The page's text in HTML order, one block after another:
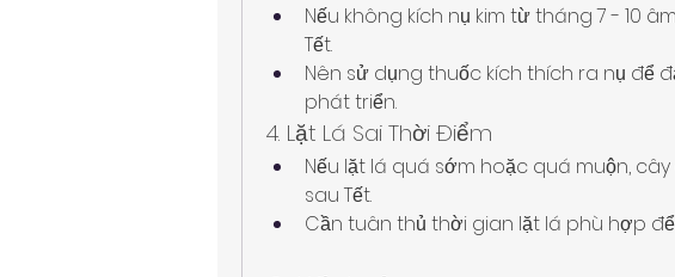
Nếu không kích nụ kim từ tháng 7 - 10
Tết.
Nên sử dụng thuốc kích thích ra nụ để
phát triển.
4. Lặt Lá Sai Thời Điểm
Nếu lặt lá quá sớm hoặc quá muộn,
sau Tết.
Cần tuân thủ thời gian lặt lá phù hợp